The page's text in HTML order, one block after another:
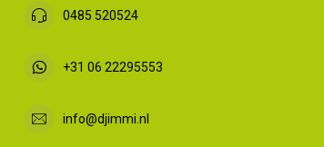
0485 520524
+31 06 22295553
info@djimmi.nl